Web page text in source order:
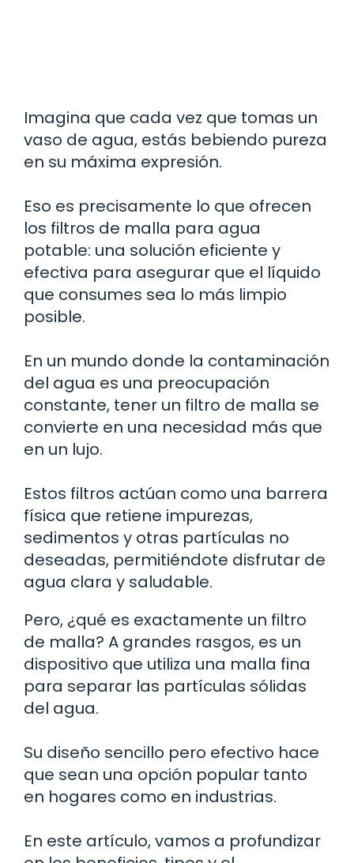
Imagina que cada vez que tomas un
vaso de agua, estás bebiendo pureza
en su máxima expresión.
Eso es precisamente lo que ofrecen
los filtros de malla para agua
potable: una solución eficiente y
efectiva para asegurar que el líquido
que consumes sea lo más limpio
posible.
En un mundo donde la contaminación
del agua es una preocupación
constante, tener un filtro de malla se
convierte en una necesidad más que
en un lujo.
Estos filtros actúan como una barrera
física que retiene impurezas,
sedimentos y otras partículas no
deseadas, permitiéndote disfrutar de
agua clara y saludable.
Pero, ¿qué es exactamente un filtro
de malla? A grandes rasgos, es un
dispositivo que utiliza una malla fina
para separar las partículas sólidas
del agua.
Su diseño sencillo pero efectivo hace
que sean una opción popular tanto
en hogares como en industrias.
En este artículo, vamos a profundizar